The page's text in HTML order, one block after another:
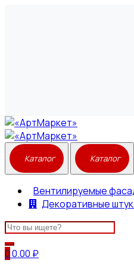
Вентилируемые
Декоративные
Search
for:
00.00 ₽